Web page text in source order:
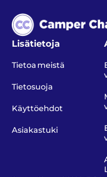
Lisätietoja
Tietoa meistä
Tietosuoja
Käyttöehdot
Asiakastuki